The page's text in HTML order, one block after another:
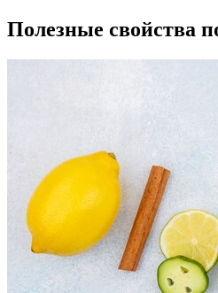
Полезные свойства